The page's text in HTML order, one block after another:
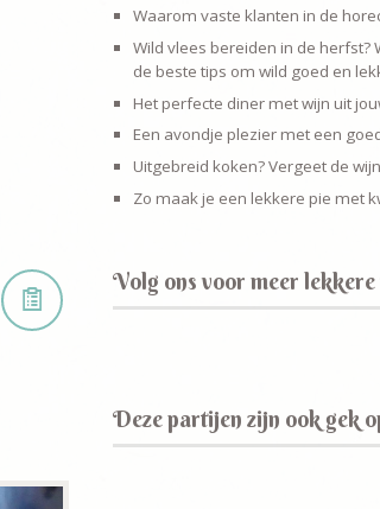
Waarom vaste klanten in de
Wild vlees bereiden in de herfst?
de beste tips om wild goed en
Het perfecte diner met wijn uit
Een avondje plezier met een
Uitgebreid koken? Vergeet de
Zo maak je een lekkere pie met
Volg ons voor meer lekkere
Deze partijen zijn ook gek